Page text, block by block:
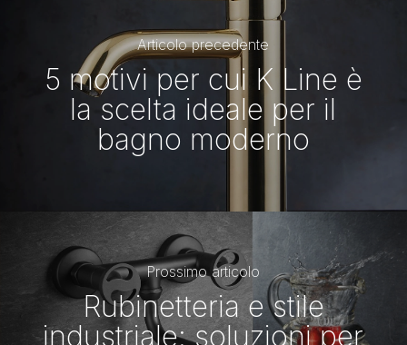
Articolo precedente
5 motivi per cui K Line è
la scelta ideale per il
bagno moderno
Prossimo articolo
Rubinetteria e stile
industriale: soluzioni per